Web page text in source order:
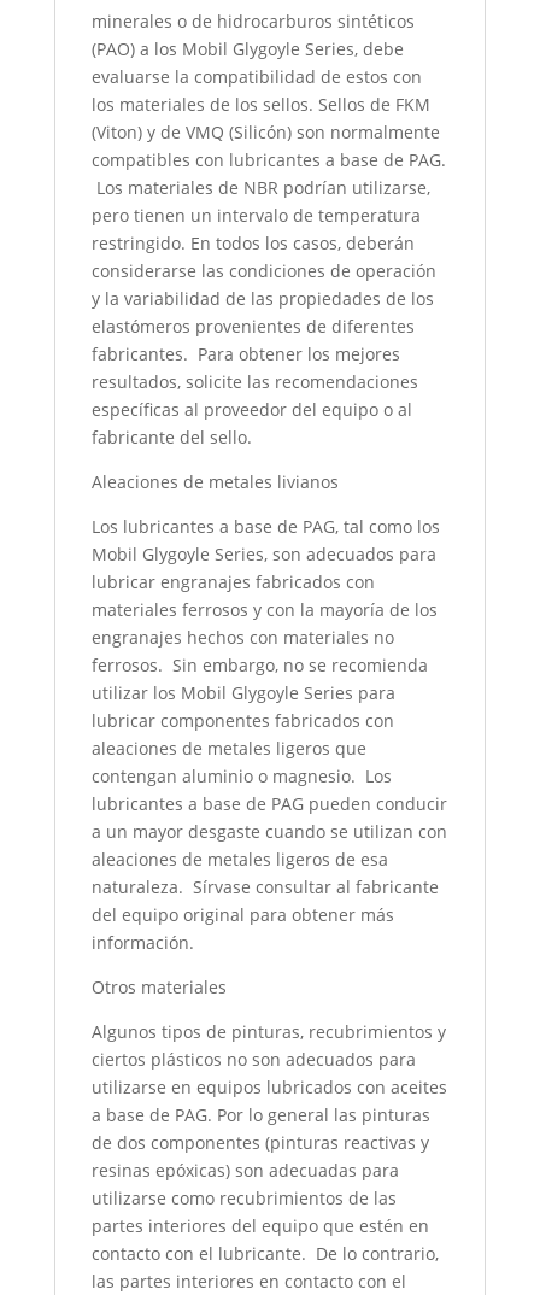
minerales o de hidrocarburos sintéticos
(PAO) a los Mobil Glygoyle Series, debe
evaluarse la compatibilidad de estos con
los materiales de los sellos. Sellos de FKM
(Viton) y de VMQ (Silicón) son normalmente
compatibles con lubricantes a base de PAG.
Los materiales de NBR podrían utilizarse,
pero tienen un intervalo de temperatura
restringido. En todos los casos, deberán
considerarse las condiciones de operación
y la variabilidad de las propiedades de los
elastómeros provenientes de diferentes
fabricantes. Para obtener los mejores
resultados, solicite las recomendaciones
específicas al proveedor del equipo o al
fabricante del sello.
Aleaciones de metales livianos
Los lubricantes a base de PAG, tal como los
Mobil Glygoyle Series, son adecuados para
lubricar engranajes fabricados con
materiales ferrosos y con la mayoría de los
engranajes hechos con materiales no
ferrosos. Sin embargo, no se recomienda
utilizar los Mobil Glygoyle Series para
lubricar componentes fabricados con
aleaciones de metales ligeros que
contengan aluminio o magnesio. Los
lubricantes a base de PAG pueden conducir
a un mayor desgaste cuando se utilizan con
aleaciones de metales ligeros de esa
naturaleza. Sírvase consultar al fabricante
del equipo original para obtener más
información.
Otros materiales
Algunos tipos de pinturas, recubrimientos y
ciertos plásticos no son adecuados para
utilizarse en equipos lubricados con aceites
a base de PAG. Por lo general las pinturas
de dos componentes (pinturas reactivas y
resinas epóxicas) son adecuadas para
utilizarse como recubrimientos de las
partes interiores del equipo que estén en
contacto con el lubricante. De lo contrario,
las partes interiores en contacto con el